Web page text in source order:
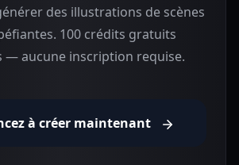
des illustrations de scènes
100 crédits gratuits
— aucune inscription requise.
à créer maintenant